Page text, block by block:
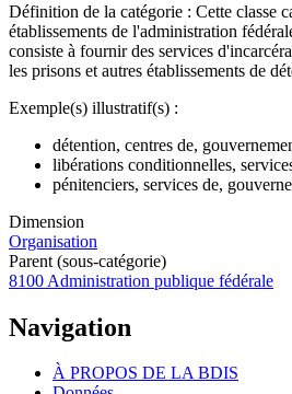
Définition de la catégorie : Cette classe
établissements de l'administration
consiste à fournir des services
les prisons et autres établissements de
Exemple(s) illustratif(s) :
détention, centres de,
libérations conditionnelles,
pénitenciers, services de,
Dimension
Organisation
Parent (sous-catégorie)
8100 Administration publique fédérale
Navigation
À PROPOS DE LA BDIS